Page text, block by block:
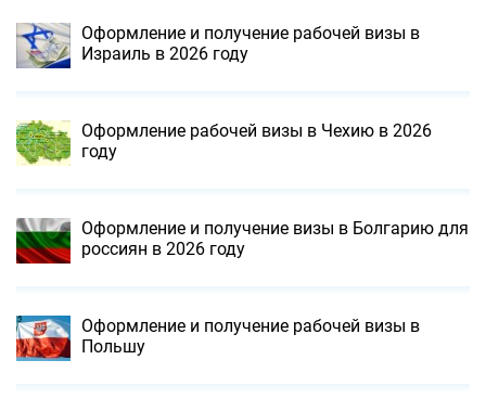
Оформление и получение рабочей визы в
Израиль в 2026 году
Оформление рабочей визы в Чехию в 2026
году
Оформление и получение визы в Болгарию для
россиян в 2026 году
Оформление и получение рабочей визы в
Польшу